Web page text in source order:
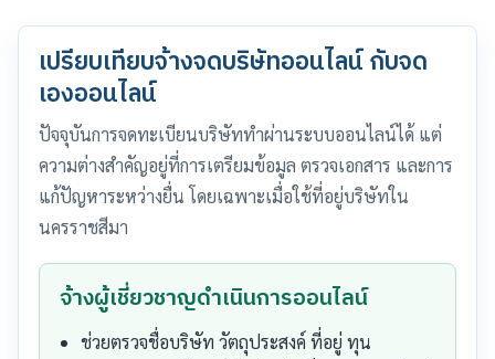
เปรียบเทียบจ้างจดบริษัทออนไลน์ กับจด
เองออนไลน์
ปัจจุบันการจดทะเบียนบริษัททำผ่านระบบออนไลน์ได้ แต่
ความต่างสำคัญอยู่ที่การเตรียมข้อมูล ตรวจเอกสาร และการ
แก้ปัญหาระหว่างยื่น โดยเฉพาะเมื่อใช้ที่อยู่บริษัทใน
นครราชสีมา
จ้างผู้เชี่ยวชาญดำเนินการออนไลน์
ช่วยตรวจชื่อบริษัท วัตถุประสงค์ ที่อยู่ ทุน